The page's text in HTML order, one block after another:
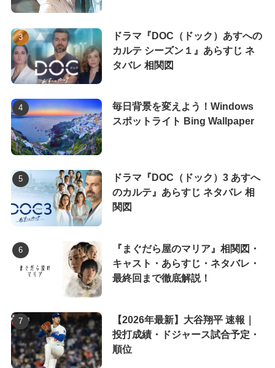
ドラマ『DOC（ドック）あすへの
カルテ シーズン１』あらすじ ネ
タバレ 相関図
毎日背景を変えよう！Windows
スポットライト Bing Wallpaper
ドラマ『DOC（ドック）3 あすへ
のカルテ』あらすじ ネタバレ 相
関図
『まぐだら屋のマリア』相関図・
キャスト・あらすじ・ネタバレ・
最終回まで徹底解説！
【2026年最新】大谷翔平 速報｜
投打成績・ドジャース試合予定・
順位